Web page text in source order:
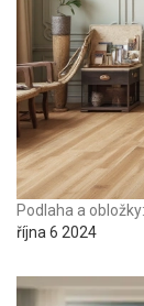
Podlaha a
října 6 2024